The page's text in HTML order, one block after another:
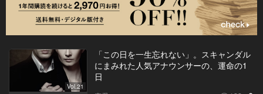
Vol.21
「この日を一生忘れない」。スキャンダル
にまみれた人気アナウンサーの、運命の1
日